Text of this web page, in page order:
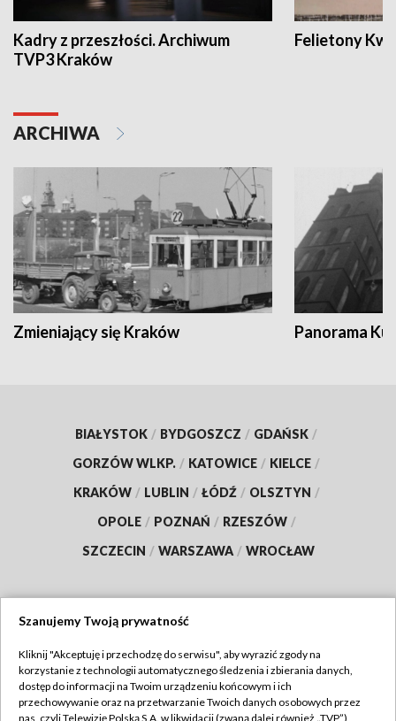
Kadry z przeszłości. Archiwum
TVP3 Kraków
Felietony
ARCHIWA
Zmieniający się Kraków Panorama
BIAŁYSTOK / BYDGOSZCZ / GDAŃSK /
GORZÓW WLKP. / KATOWICE / KIELCE /
KRAKÓW / LUBLIN / ŁÓDŹ / OLSZTYN /
OPOLE / POZNAŃ / RZESZÓW /
SZCZECIN / WARSZAWA / WROCŁAW
TVP
Abonament TVP
Regulamin TVP
Szanujemy Twoją prywatność
Kliknij "Akceptuję i przechodzę do serwisu", aby wyrazić zgody na
korzystanie z technologii automatycznego śledzenia i zbierania danych,
dostęp do informacji na Twoim urządzeniu końcowym i ich
przechowywanie oraz na przetwarzanie Twoich danych osobowych przez
nas, czyli Telewizję Polską S.A. w likwidacji (zwaną dalej również „TVP”),